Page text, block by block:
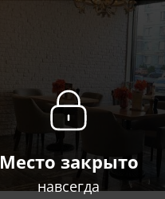
Место закрыто
навсегда